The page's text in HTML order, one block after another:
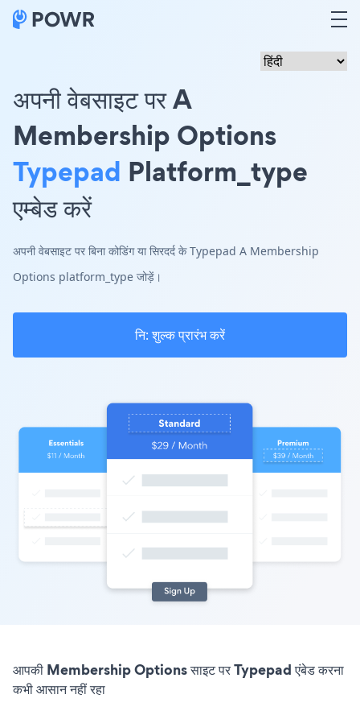
अपनी वेबसाइट पर A
Membership Options
Typepad Platform_type
एम्बेड करें
अपनी वेबसाइट पर बिना कोडिंग या सिरदर्द के Typepad A Membership
Options platform_type जोड़ें।
नि: शुल्क प्रारंभ करें
आपकी Membership Options साइट पर Typepad एंबेड करना
कभी आसान नहीं रहा